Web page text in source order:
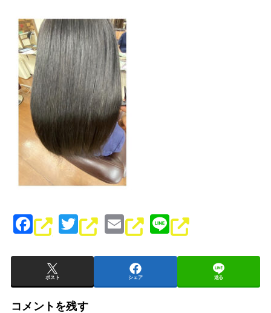
F
a
c
e
b
T
wi
tt
er
E
m
ai
l
Li
n
e
ポスト シェア 送る
コメントを残す